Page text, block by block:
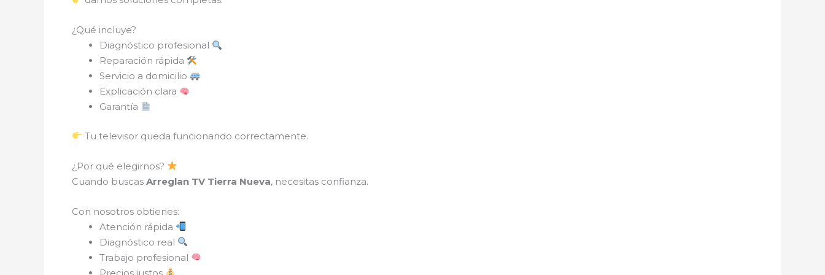
¿Qué incluye?
Diagnóstico profesional
Reparación rápida
Servicio a domicilio
Explicación clara
Garantía
Tu televisor queda funcionando correctamente.
¿Por qué elegirnos?
Cuando buscas Arreglan TV Tierra Nueva, necesitas confianza.
Con nosotros obtienes:
Atención rápida
Diagnóstico real
Trabajo profesional
Precios justos